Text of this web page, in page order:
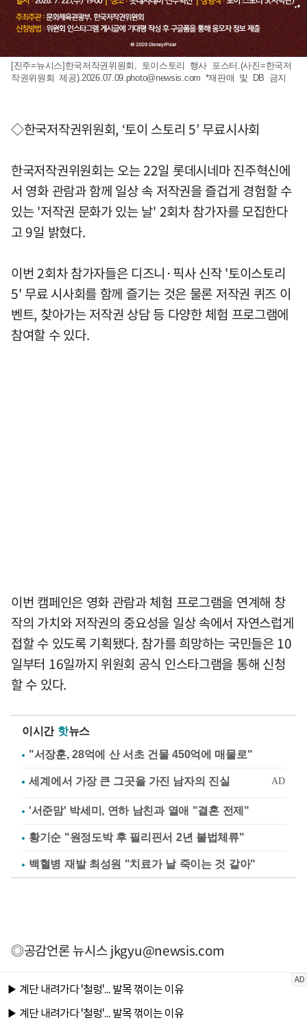
[진주=뉴시스]한국저작권위원회, 토이스토리 행사 포스터.(사진=한국저
작권위원회 제공).2026.07.09.photo@newsis.com *재판매 및 DB 금지
◇한국저작권위원회, ‘토이 스토리 5’ 무료시사회
한국저작권위원회는 오는 22일 롯데시네마 진주혁신에
서 영화 관람과 함께 일상 속 저작권을 즐겁게 경험할 수
있는 '저작권 문화가 있는 날' 2회차 참가자를 모집한다
고 9일 밝혔다.
이번 2회차 참가자들은 디즈니·픽사 신작 '토이스토리
5' 무료 시사회를 함께 즐기는 것은 물론 저작권 퀴즈 이
벤트, 찾아가는 저작권 상담 등 다양한 체험 프로그램에
참여할 수 있다.
이번 캠페인은 영화 관람과 체험 프로그램을 연계해 창
작의 가치와 저작권의 중요성을 일상 속에서 자연스럽게
접할 수 있도록 기획됐다. 참가를 희망하는 국민들은 10
일부터 16일까지 위원회 공식 인스타그램을 통해 신청
할 수 있다.
이시간 핫뉴스
"서장훈, 28억에 산 서초 건물 450억에 매물로"
'서준맘' 박세미, 연하 남친과 열애 "결혼 전제"
황기순 "원정도박 후 필리핀서 2년 불법체류"
백혈병 재발 최성원 "치료가 날 죽이는 것 같아"
◎공감언론 뉴시스jkgyu@newsis.com